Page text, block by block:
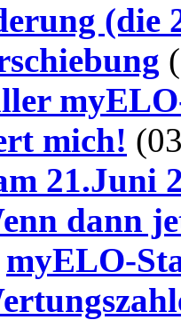
(die
mich!
21.Juni
dann
myELO-